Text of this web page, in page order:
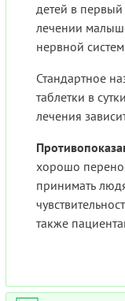
детей в первый
лечении
нервной
Стандартное
таблетки в
лечения
хорошо
принимать
также